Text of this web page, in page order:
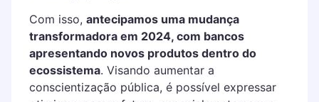
Com isso, antecipamos uma mudança
transformadora em 2024, com bancos
apresentando novos produtos dentro do
ecossistema. Visando aumentar a
conscientização pública, é possível expressar